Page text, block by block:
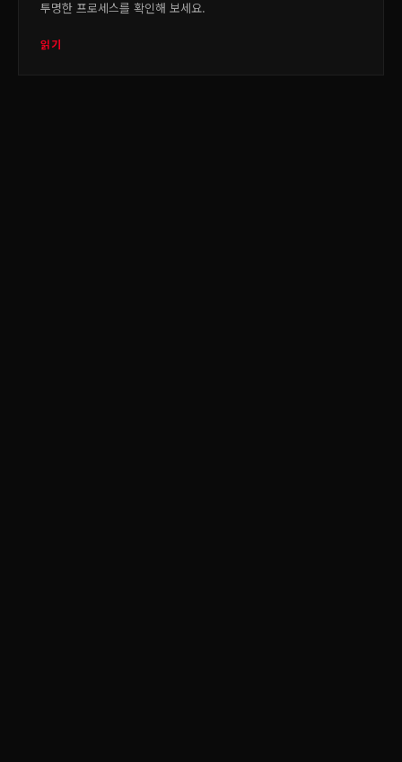
투명한 프로세스를 확인해 보세요.
읽기